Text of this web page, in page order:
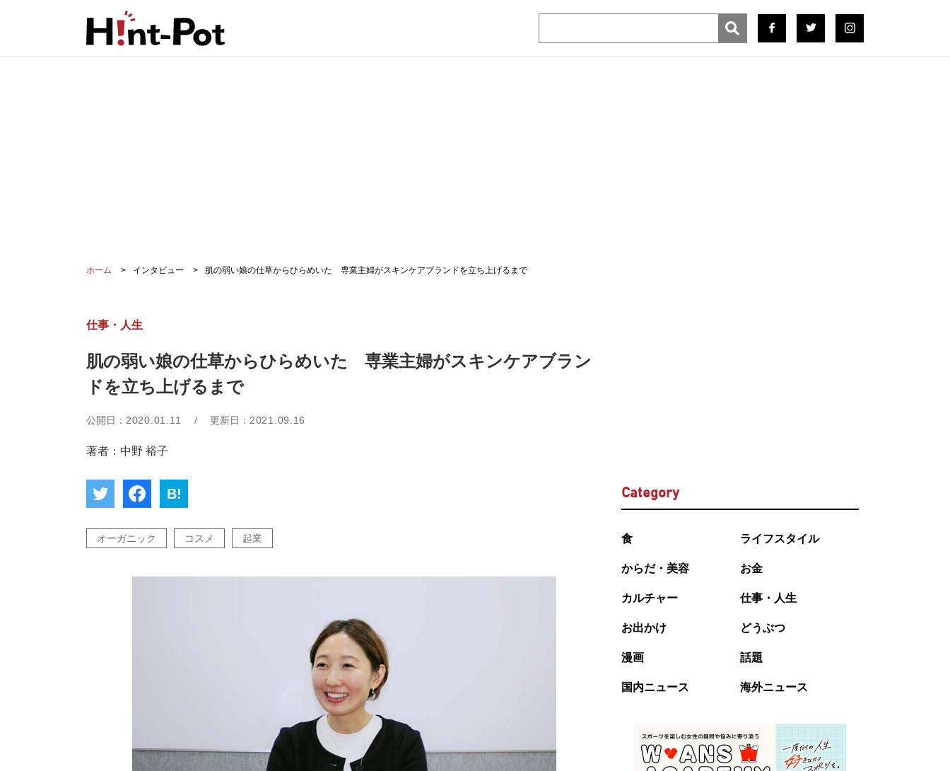
ホーム インタビュー 肌の弱い娘の仕草からひらめいた 専業主婦がスキンケアブランドを立ち上げるまで
仕事・人生
肌の弱い娘の仕草からひらめいた 専業主婦がスキンケアブラン
ドを立ち上げるまで
公開日： 2020.01.11 / 更新日： 2021.09.16
著者：中野 裕子
B!
オーガニック コスメ 起業
Category
食 ライフスタイル
からだ・美容 お金
カルチャー 仕事・人生
お出かけ どうぶつ
漫画 話題
国内ニュース 海外ニュース